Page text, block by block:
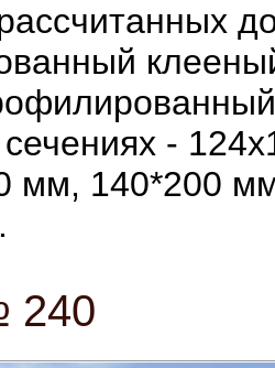
-
мм, 140*200
240